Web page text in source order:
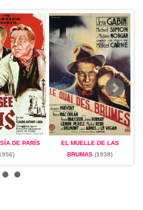
DE PARÍS
EL MUELLE DE LAS
BRUMAS (1938)